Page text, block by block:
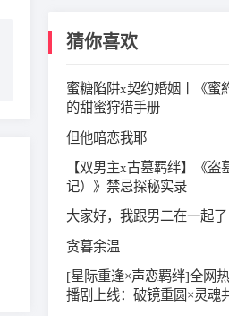
猜你喜欢
蜜糖陷阱x契约婚姻丨《蜜
的甜蜜狩猎手册
但他暗恋我耶
【双男主x古墓羁绊】《盗
记）》禁忌探秘实录
大家好，我跟男二在一起
贪暮余温
[星际重逢×声恋羁绊]全网
播剧上线：破镜重圆×灵魂